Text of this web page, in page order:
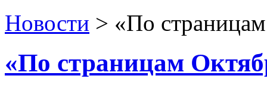
Новости > «По
«По страницам